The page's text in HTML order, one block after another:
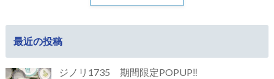
最近の投稿
ジノリ1735 期間限定POPUP‼